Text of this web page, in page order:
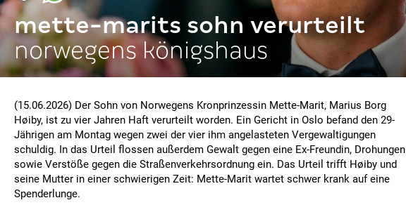
mette-marits sohn verurteilt
norwegens königshaus
(15.06.2026) Der Sohn von Norwegens Kronprinzessin Mette-Marit, Marius Borg
Høiby, ist zu vier Jahren Haft verurteilt worden. Ein Gericht in Oslo befand den 29-
Jährigen am Montag wegen zwei der vier ihm angelasteten Vergewaltigungen
schuldig. In das Urteil flossen außerdem Gewalt gegen eine Ex-Freundin, Drohungen
sowie Verstöße gegen die Straßenverkehrsordnung ein. Das Urteil trifft Høiby und
seine Mutter in einer schwierigen Zeit: Mette-Marit wartet schwer krank auf eine
Spenderlunge.